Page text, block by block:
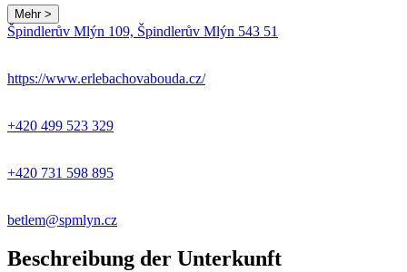
Mehr >
Špindlerův Mlýn 109, Špindlerův Mlýn 543 51
https://www.erlebachovabouda.cz/
+420 499 523 329
+420 731 598 895
betlem@spmlyn.cz
Beschreibung der Unterkunft